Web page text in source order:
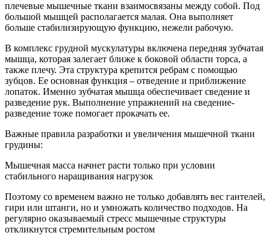
плечевые мышечные ткани взаимосвязаны между собой. Под
большой мышцей располагается малая. Она выполняет
больше стабилизирующую функцию, нежели рабочую.
В комплекс грудной мускулатуры включена передняя зубчатая
мышца, которая залегает ближе к боковой области торса, а
также плечу. Эта структура крепится ребрам с помощью
зубцов. Ее основная функция – отведение и приближение
лопаток. Именно зубчатая мышца обеспечивает сведение и
разведение рук. Выполнение упражнений на сведение-
разведение тоже помогает прокачать ее.
Важные правила разработки и увеличения мышечной ткани
грудины:
Мышечная масса начнет расти только при условии
стабильного наращивания нагрузок
Поэтому со временем важно не только добавлять вес гантелей,
гири или штанги, но и умножать количество подходов. На
регулярно оказываемый стресс мышечные структуры
откликнутся стремительным ростом